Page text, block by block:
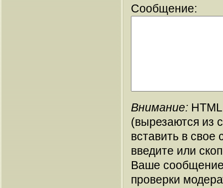
Сообщение:
Внимание:
(вырезаются из
вставить в
введите или
Ваше
проверки